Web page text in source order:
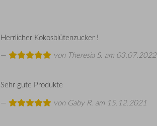
Herrlicher Kokosblütenzucker !
von Theresia S. am 03.07.2022
Sehr gute Produkte
von Gaby R. am 15.12.2021